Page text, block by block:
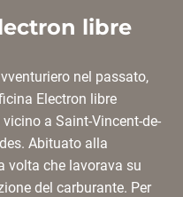
libre
nel passato,
Electron libre
a Saint-Vincent-de-
Abituato alla
volta che lavorava su
del carburante. Per